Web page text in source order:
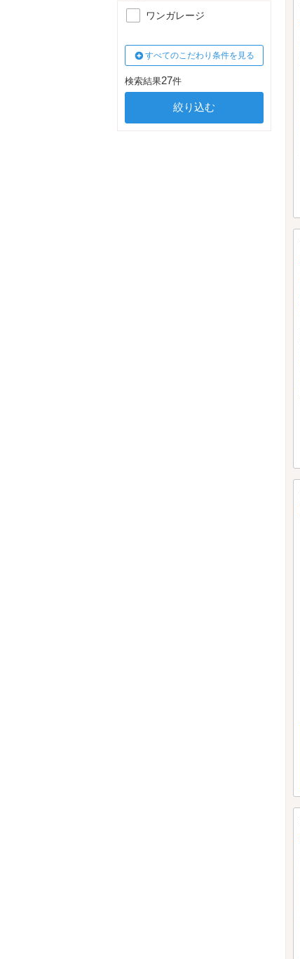
ワンガレージ
すべてのこだわり条件を見る
検索結果27件